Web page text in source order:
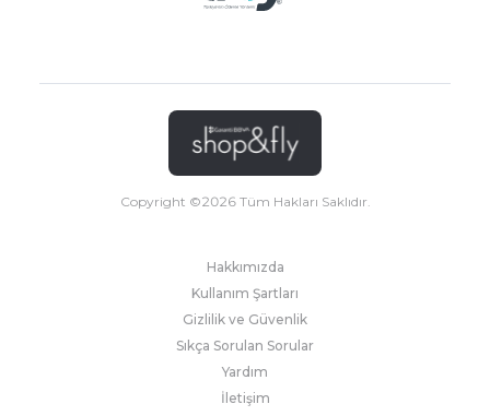
Copyright ©2026Tüm Hakları Saklıdır.
Hakkımızda
Kullanım Şartları
Gizlilik ve Güvenlik
Sıkça Sorulan Sorular
Yardım
İletişim